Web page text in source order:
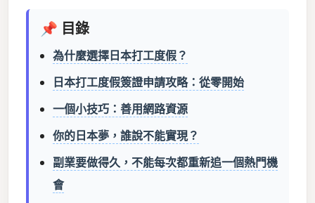
📌 目錄
為什麼選擇日本打工度假？
日本打工度假簽證申請攻略：從零開始
一個小技巧：善用網路資源
你的日本夢，誰說不能實現？
副業要做得久，不能每次都重新追一個熱門機
會